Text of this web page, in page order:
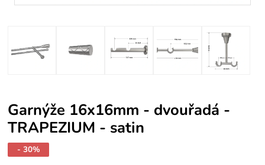
Garnýže 16x16mm - dvouřadá -
TRAPEZIUM - satin
- 30%